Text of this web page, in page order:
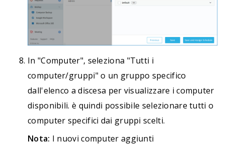
In "Computer", seleziona "Tutti i
computer/gruppi" o un gruppo specifico
dall'elenco a discesa per visualizzare i computer
disponibili. è quindi possibile selezionare tutti o
computer specifici dai gruppi scelti.
Nota: I nuovi computer aggiunti